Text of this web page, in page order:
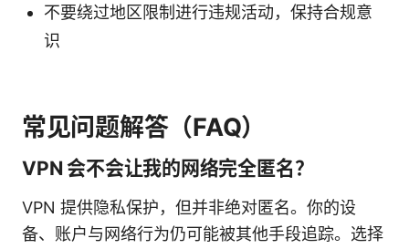
不要绕过地区限制进行违规活动，保持合规意
识
常见问题解答（FAQ）
VPN 会不会让我的网络完全匿名？
VPN 提供隐私保护，但并非绝对匿名。你的设
备、账户与网络行为仍可能被其他手段追踪。选择